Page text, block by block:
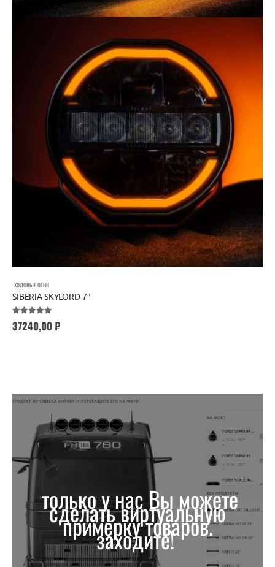
ХОДОВЫЕ ОГНИ
SIBERIA SKYLORD 7″
37240,00₽
только у нас Вы можете
сделать виртуальную
примерку товаров.
заходите!